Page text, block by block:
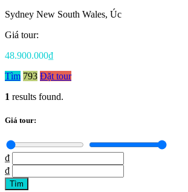
Sydney New South Wales, Úc
Giá tour:
48.900.000₫
Tìm 793 Đặt tour
1 results found.
Giá tour:
₫
₫